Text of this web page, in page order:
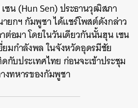
ซน (Hun Sen) ประธานวุฒิสภา
ยกฯ กัมพูชา ได้แชร์โพสต์ดังกล่าว
ต่อมา โดยในวันเดียวกันนั้นฮุน เซน
ยมกำลังพล ในจังหวัดอุดรมีชัย
บประเทศไทย ก่อนจะเข้าประชุม
ทหารของกัมพูชา